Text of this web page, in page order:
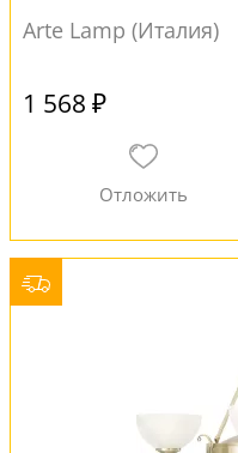
Arte Lamp (Италия)
1 568 ₽